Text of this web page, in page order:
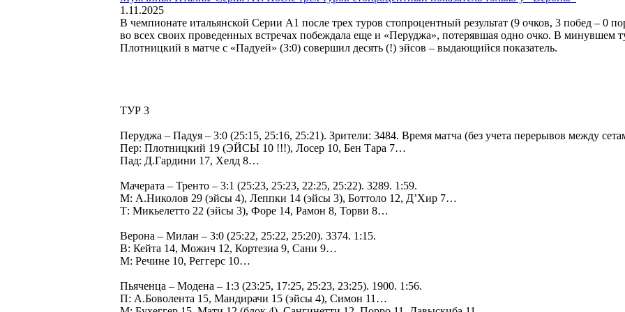
1.11.2025
В чемпионате итальянской Серии А1 после трех туров стопроцентный результат (9 очков, 3 побед – 0
во всех своих проведенных встречах побеждала еще и «Перуджа», потерявшая одно очко. В минувшем
Плотницкий в матче с «Падуей» (3:0) совершил десять (!) эйсов – выдающийся показатель.
ТУР 3
Перуджа – Падуя – 3:0 (25:15, 25:16, 25:21). Зрители: 3484. Время матча (без учета перерывов между
Пер: Плотницкий 19 (ЭЙСЫ 10 !!!), Лосер 10, Бен Тара 7…
Пад: Д.Гардини 17, Хелд 8…
Мачерата – Тренто – 3:1 (25:23, 25:23, 22:25, 25:22). 3289. 1:59.
М: А.Николов 29 (эйсы 4), Леппки 14 (эйсы 3), Боттоло 12, Д’Хир 7…
Т: Микьелетто 22 (эйсы 3), Форе 14, Рамон 8, Торви 8…
Верона – Милан – 3:0 (25:22, 25:22, 25:20). 3374. 1:15.
В: Кейта 14, Можич 12, Кортезиа 9, Сани 9…
М: Речине 10, Реггерс 10…
Пьяченца – Модена – 1:3 (23:25, 17:25, 25:23, 23:25). 1900. 1:56.
П: А.Боволента 15, Мандирачи 15 (эйсы 4), Симон 11…